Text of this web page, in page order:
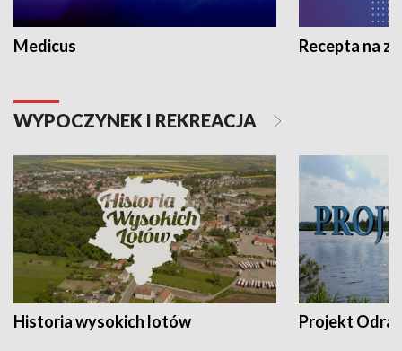
Medicus Recepta na
WYPOCZYNEK I REKREACJA
Historia wysokich lotów Projekt Odra